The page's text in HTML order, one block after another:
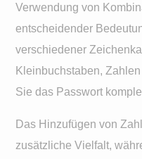
Verwendung von
entscheidender
verschiedener
Kleinbuchstaben,
Sie das Passwort
Das Hinzufügen von
zusätzliche Vielfalt,